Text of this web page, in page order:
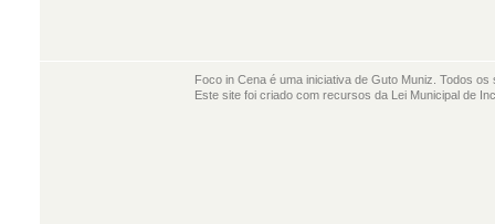
Foco in Cena é uma iniciativa de Guto Muniz. Todos
Este site foi criado com recursos da Lei Municipal de